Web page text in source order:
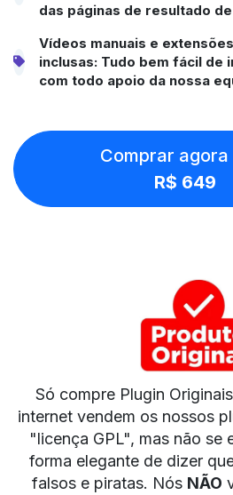
das páginas de resultado
Vídeos manuais e
inclusas: Tudo bem fácil de
com todo apoio da nossa
Comprar agora
R$ 649
Só compre Plugin
internet vendem os nossos
"licença GPL", mas não se
forma elegante de dizer
falsos e piratas. Nós NÃO